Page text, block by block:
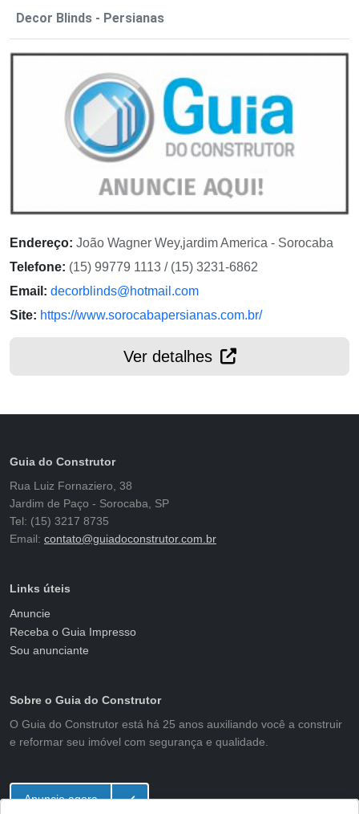
Decor Blinds - Persianas
Endereço: João Wagner Wey,jardim America - Sorocaba
Telefone: (15) 99779 1113 / (15) 3231-6862
Email: decorblinds@hotmail.com
Site: https://www.sorocabapersianas.com.br/
Ver detalhes
Guia do Construtor
Rua Luiz Fornaziero, 38
Jardim de Paço - Sorocaba, SP
Tel: (15) 3217 8735
Email: contato@guiadoconstrutor.com.br
Links úteis
Anuncie
Receba o Guia Impresso
Sou anunciante
Sobre o Guia do Construtor
O Guia do Construtor está há 25 anos auxiliando você a construir
e reformar seu imóvel com segurança e qualidade.
Anuncie agora